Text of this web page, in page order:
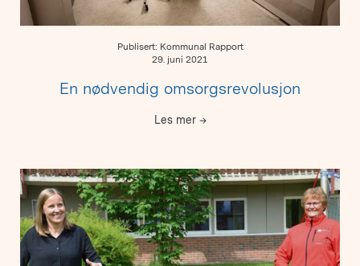
Publisert: Kommunal Rapport
29. juni 2021
En nødvendig omsorgsrevolusjon
Les mer →